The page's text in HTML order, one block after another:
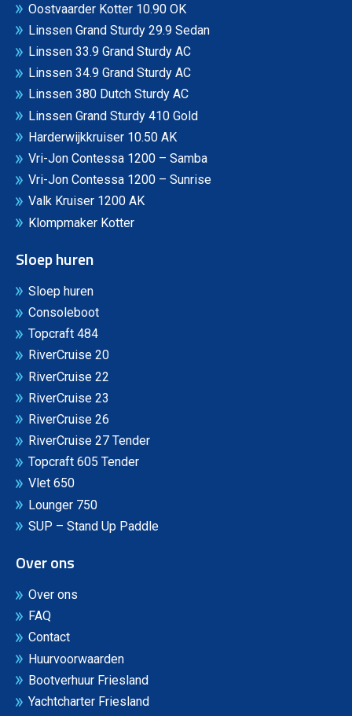
Oostvaarder Kotter 10.90 OK
Linssen Grand Sturdy 29.9 Sedan
Linssen 33.9 Grand Sturdy AC
Linssen 34.9 Grand Sturdy AC
Linssen 380 Dutch Sturdy AC
Linssen Grand Sturdy 410 Gold
Harderwijkkruiser 10.50 AK
Vri-Jon Contessa 1200 – Samba
Vri-Jon Contessa 1200 – Sunrise
Valk Kruiser 1200 AK
Klompmaker Kotter
Sloep huren
Sloep huren
Consoleboot
Topcraft 484
RiverCruise 20
RiverCruise 22
RiverCruise 23
RiverCruise 26
RiverCruise 27 Tender
Topcraft 605 Tender
Vlet 650
Lounger 750
SUP – Stand Up Paddle
Over ons
Over ons
FAQ
Contact
Huurvoorwaarden
Bootverhuur Friesland
Yachtcharter Friesland